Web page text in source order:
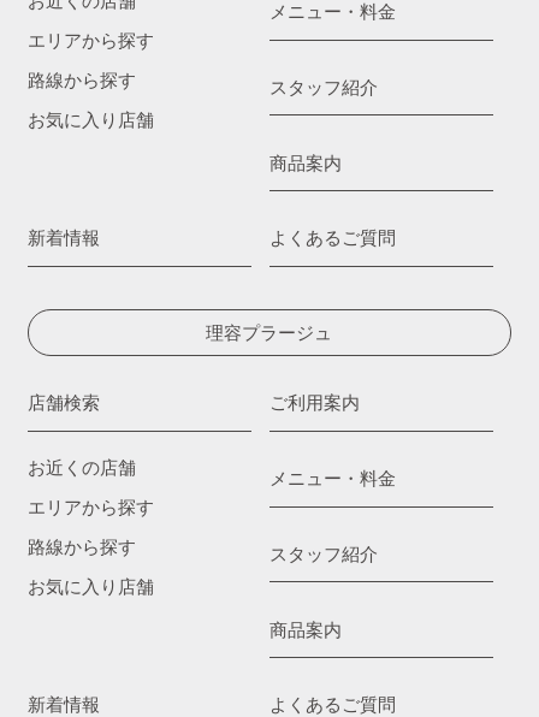
エリアから探す
路線から探す
お気に入り店舗
メニュー・料金
スタッフ紹介
商品案内
新着情報 よくあるご質問
理容プラージュ
店舗検索
お近くの店舗
エリアから探す
路線から探す
お気に入り店舗
ご利用案内
メニュー・料金
スタッフ紹介
商品案内
新着情報 よくあるご質問